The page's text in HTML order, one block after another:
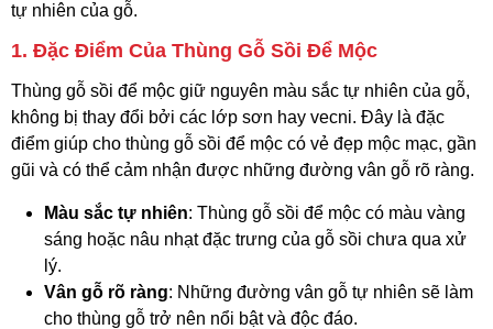
tự nhiên của gỗ.
1. Đặc Điểm Của Thùng Gỗ Sồi Để Mộc
Thùng gỗ sồi để mộc giữ nguyên màu sắc tự nhiên của gỗ,
không bị thay đổi bởi các lớp sơn hay vecni. Đây là đặc
điểm giúp cho thùng gỗ sồi để mộc có vẻ đẹp mộc mạc, gần
gũi và có thể cảm nhận được những đường vân gỗ rõ ràng.
Màu sắc tự nhiên: Thùng gỗ sồi để mộc có màu vàng
sáng hoặc nâu nhạt đặc trưng của gỗ sồi chưa qua xử
lý.
Vân gỗ rõ ràng: Những đường vân gỗ tự nhiên sẽ làm
cho thùng gỗ trở nên nổi bật và độc đáo.